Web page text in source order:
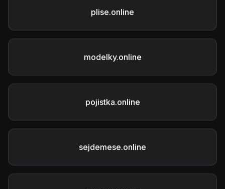
plise.online
modelky.online
pojistka.online
sejdemese.online